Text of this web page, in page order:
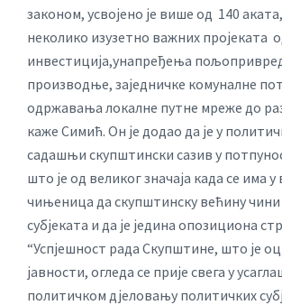
законом, усвојено је више од 140
неколико изузетно важних пројеката
инвестиција,унапређења
производње, заједничке комуналне
одржавања локалне путне мреже до
каже Симић. Он је додао да је у
садашњи скупштински сазив у
што је од великог значаја када се има у
чињеница да скупштинску већину
субјеката и да је једина опозициона
“Успјешност рада Скупштине, што је
јавности, огледа се прије свега у
политичком дјеловању политичких